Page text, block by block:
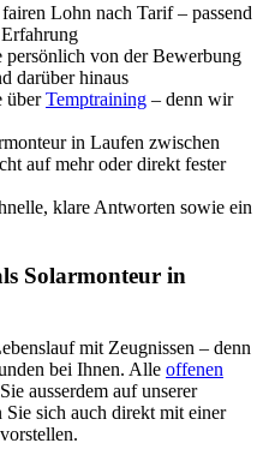
Lohn nach Tarif – passend
persönlich von der Bewerbung
darüber hinaus
überTemptraining – denn wir
in Laufen zwischen
auf mehr oder direkt fester
klare Antworten sowie ein
Solarmonteur in
mit Zeugnissen – denn
bei Ihnen. Alle offenen
ausserdem auf unserer
sich auch direkt mit einer